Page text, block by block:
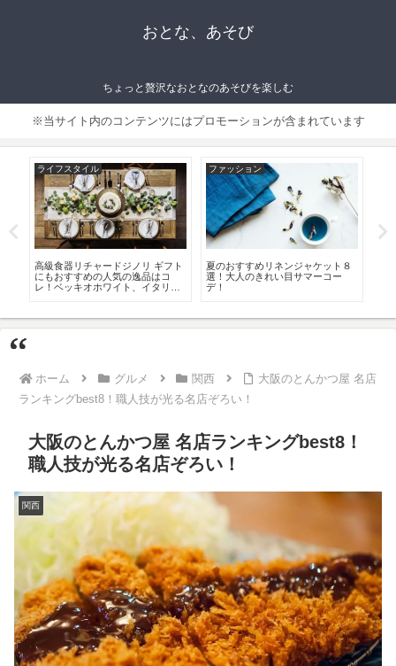
おとな、あそび
ちょっと贅沢なおとなのあそびを楽しむ
※当サイト内のコンテンツにはプロモーションが含まれています
ライフスタイル
高級食器リチャードジノリ ギフト
にもおすすめの人気の逸品はコ
レ！ベッキオホワイト、イタリア
ファッション
夏のおすすめリネンジャケット８
選！大人のきれい目サマーコー
デ！
ホーム グルメ 関西
大阪のとんかつ屋 名店
ランキングbest8！職人技が光る名店ぞろい！
大阪のとんかつ屋 名店ランキングbest8！
職人技が光る名店ぞろい！
関西